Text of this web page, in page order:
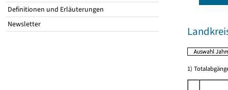
Definitionen und Erläuterungen
Newsletter
1)